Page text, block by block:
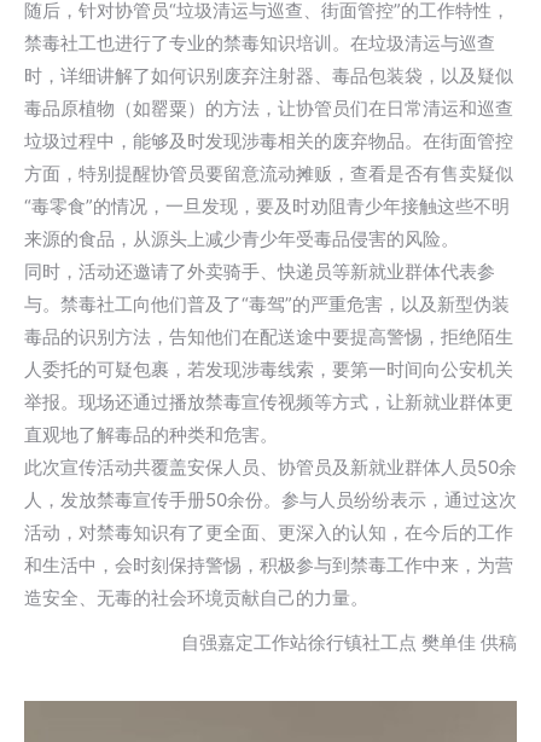
随后，针对协管员“垃圾清运与巡查、街面管控”的工作特性，
禁毒社工也进行了专业的禁毒知识培训。在垃圾清运与巡查
时，详细讲解了如何识别废弃注射器、毒品包装袋，以及疑似
毒品原植物（如罂粟）的方法，让协管员们在日常清运和巡查
垃圾过程中，能够及时发现涉毒相关的废弃物品。在街面管控
方面，特别提醒协管员要留意流动摊贩，查看是否有售卖疑似
“毒零食”的情况，一旦发现，要及时劝阻青少年接触这些不明
来源的食品，从源头上减少青少年受毒品侵害的风险。
同时，活动还邀请了外卖骑手、快递员等新就业群体代表参
与。禁毒社工向他们普及了“毒驾”的严重危害，以及新型伪装
毒品的识别方法，告知他们在配送途中要提高警惕，拒绝陌生
人委托的可疑包裹，若发现涉毒线索，要第一时间向公安机关
举报。现场还通过播放禁毒宣传视频等方式，让新就业群体更
直观地了解毒品的种类和危害。
此次宣传活动共覆盖安保人员、协管员及新就业群体人员50余
人，发放禁毒宣传手册50余份。参与人员纷纷表示，通过这次
活动，对禁毒知识有了更全面、更深入的认知，在今后的工作
和生活中，会时刻保持警惕，积极参与到禁毒工作中来，为营
造安全、无毒的社会环境贡献自己的力量。
自强嘉定工作站徐行镇社工点 樊单佳 供稿